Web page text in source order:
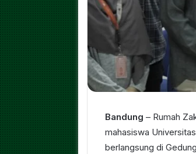
Bandung – Rumah
mahasiswa
berlangsung di